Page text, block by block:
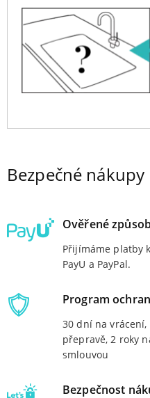
Bezpečné nákupy
Ověřené
Přijímáme platby
PayU a PayPal.
Program
30 dní na
přepravě, 2 roky
smlouvou
Bezpečnost